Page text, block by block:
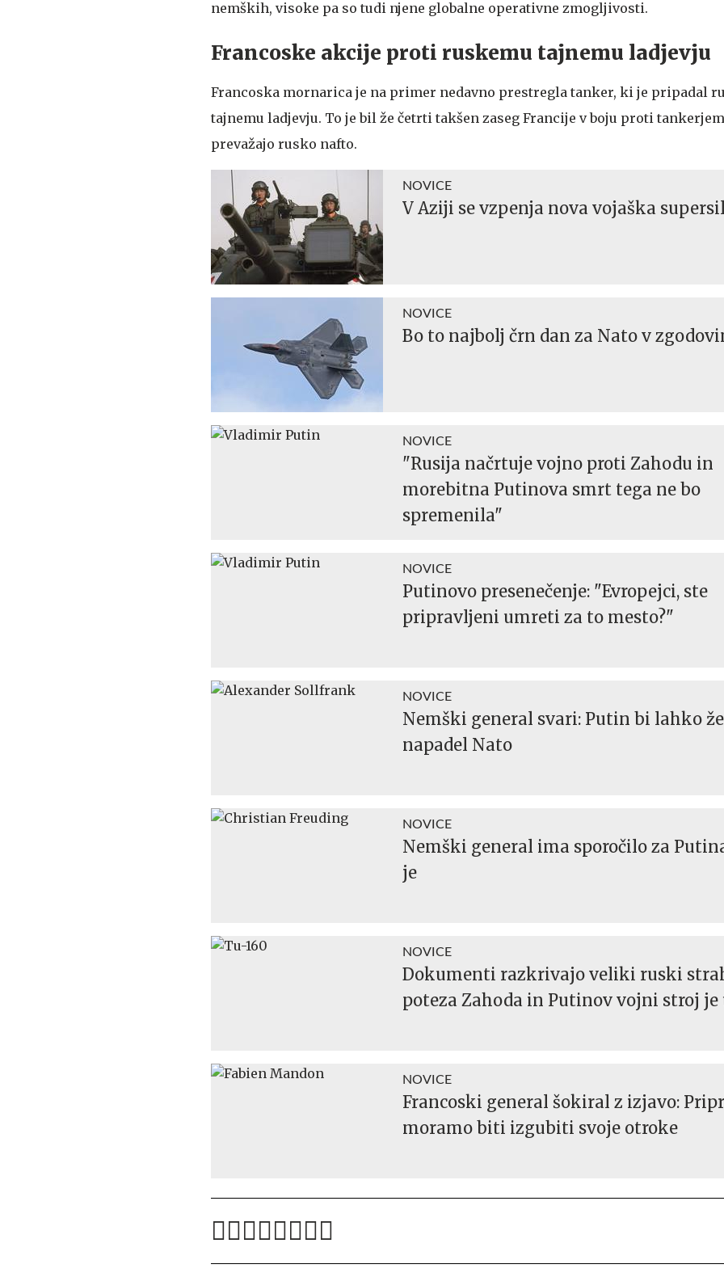
nemških, visoke pa so tudi njene globalne operativne zmogljivosti.
Francoske akcije proti ruskemu tajnemu ladjevju
Francoska mornarica je na primer nedavno prestregla tanker, ki je pripadal
tajnemu ladjevju. To je bil že četrti takšen zaseg Francije v boju proti
prevažajo rusko nafto.
NOVICE
V Aziji se vzpenja nova vojaška
NOVICE
Bo to najbolj črn dan za Nato v
NOVICE
"Rusija načrtuje vojno proti Zahodu in
morebitna Putinova smrt tega ne bo
spremenila"
NOVICE
Putinovo presenečenje: "Evropejci, ste
pripravljeni umreti za to mesto?"
NOVICE
Nemški general svari: Putin bi lahko
napadel Nato
NOVICE
Nemški general ima sporočilo za
je
NOVICE
Dokumenti razkrivajo veliki ruski
poteza Zahoda in Putinov vojni stroj je
NOVICE
Francoski general šokiral z izjavo:
moramo biti izgubiti svoje otroke